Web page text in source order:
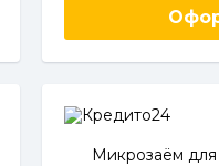
Микрозаём